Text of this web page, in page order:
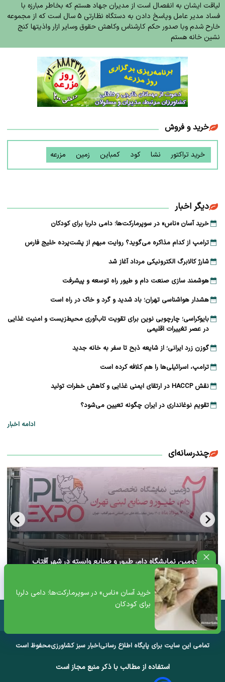
خرید آسان «ناس» در سوپرمارکت‌ها؛ دامی دلربا
برای کودکان
لیاقت ایشان به انفصال است از مدیران جهاد هستم که بخاطر مبارزه با
فساد مدیر عامل وپاسخ دادن به دستگاه نظارتی 5 سال است که از مجموعه
خارح شدم وبا صدور حکم کارشناس وکاهش حقوق وسایر ازار واذیتها کنج
نشین خانه هستم
خرید و فروش
خرید تراکتور نشا کود کمباین زمین مزرعه
دیگر اخبار
خرید آسان «ناس» در سوپرمارکت‌ها؛ دامی دلربا برای کودکان
ترامپ از کدام مذاکره می‌گوید؟ روایت مبهم از پشت‌پرده خلیج فارس
شارژ کالابرگ الکترونیکی مرداد آغاز شد
هوشمند سازی صنعت دام و طیور راه توسعه و پیشرفت
هشدار هواشناسی تهران؛ باد شدید و گرد و خاک در راه است
بایوکراسی؛ چارچوبی نوین برای تقویت تاب‌آوری محیط‌زیست و امنیت غذایی
در عصر تغییرات اقلیمی
گوزن زرد ایرانی؛ از شایعه ذبح تا سفر به خانه جدید
ترامپ، اسرائیلی‌ها را هم کلافه کرده است
نقش HACCP در ارتقای ایمنی غذایی و کاهش خطرات تولید
تقویم نوغانداری در ایران چگونه تعیین می‌شود؟
ادامه اخبار
چندرسانه‌ای
آغاز دومین نمایشگاه دام، طیور و صنایع وابسته در شهر آفتاب
تهران+ ویدئو
تمامی این سایت برای پایگاه اطلاع رسانیاخبار سبز کشاورزیمحفوظ است
استفاده از مطالب با ذکر منبع مجاز است